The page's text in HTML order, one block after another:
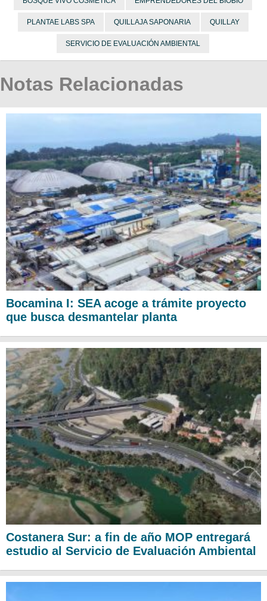
PLANTAE LABS SPA QUILLAJA SAPONARIA QUILLAY
SERVICIO DE EVALUACIÓN AMBIENTAL
Notas Relacionadas
Bocamina I: SEA acoge a trámite proyecto
que busca desmantelar planta
Costanera Sur: a fin de año MOP entregará
estudio al Servicio de Evaluación Ambiental